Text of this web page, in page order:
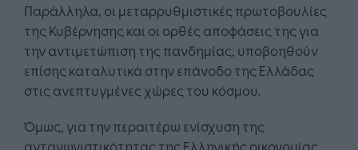
Παράλληλα, οι μεταρρυθμιστικές πρωτοβουλίες
της Κυβέρνησης και οι ορθές αποφάσεις της για
την αντιμετώπιση της πανδημίας, υποβοηθούν
επίσης καταλυτικά στην επάνοδο της Ελλάδας
στις ανεπτυγμένες χώρες του κόσμου.
Όμως, για την περαιτέρω ενίσχυση της
ανταγωνιστικότητας της Ελληνικής οικονομίας,